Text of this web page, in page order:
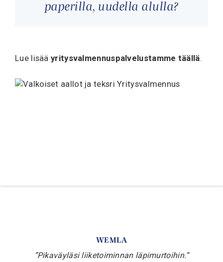
paperilla, uudella alulla?
Lue lisää yritysvalmennuspalvelustamme täällä.
WEMLA
”Pikaväyläsi liiketoiminnan läpimurtoihin.”